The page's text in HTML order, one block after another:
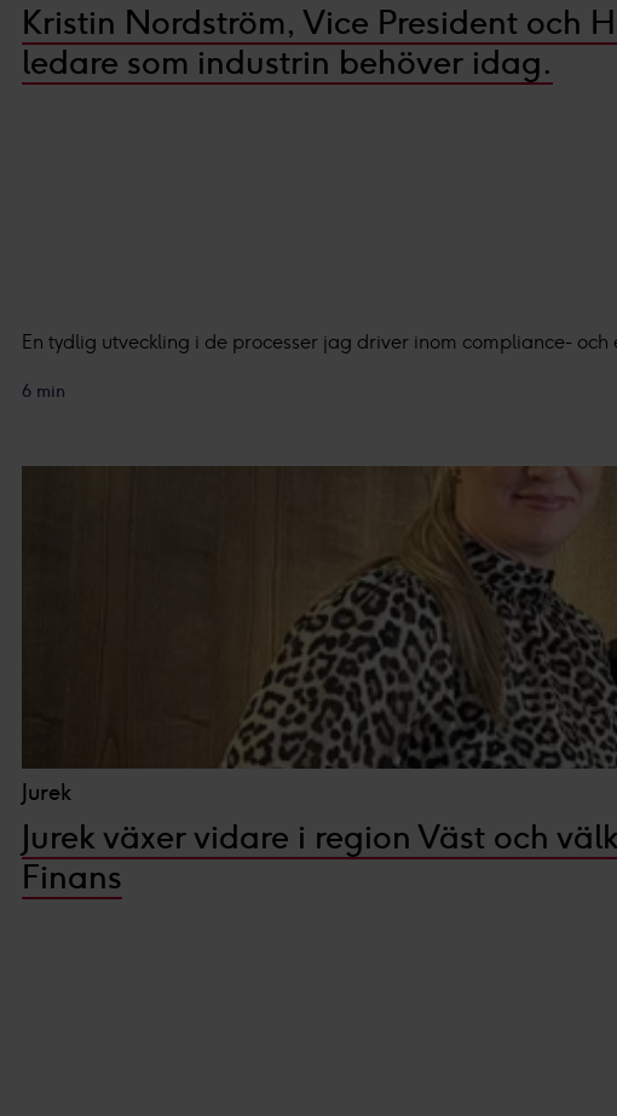
Du kan läsa mer om hur vi använder
integritetspolicy.
Kristin Nordström, Vice President och
ledare som industrin behöver idag.
En tydlig utveckling i de processer jag driver inom compliance-
6 min
Jurek
Jurek växer vidare i region Väst och
Finans